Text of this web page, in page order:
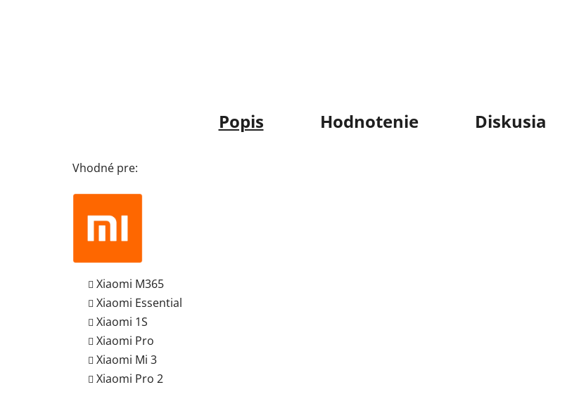
Popis Hodnotenie Diskusia
Vhodné pre:
Xiaomi M365
Xiaomi Essential
Xiaomi 1S
Xiaomi Pro
Xiaomi Mi 3
Xiaomi Pro 2